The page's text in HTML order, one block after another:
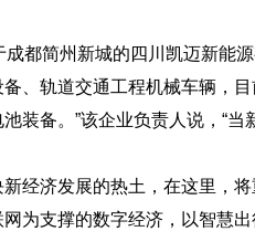
都简州新城的四川凯迈新能
、轨道交通工程机械车辆，
装备。”该企业负责人说，“
经济发展的热土，在这里，
为支撑的数字经济，以智慧